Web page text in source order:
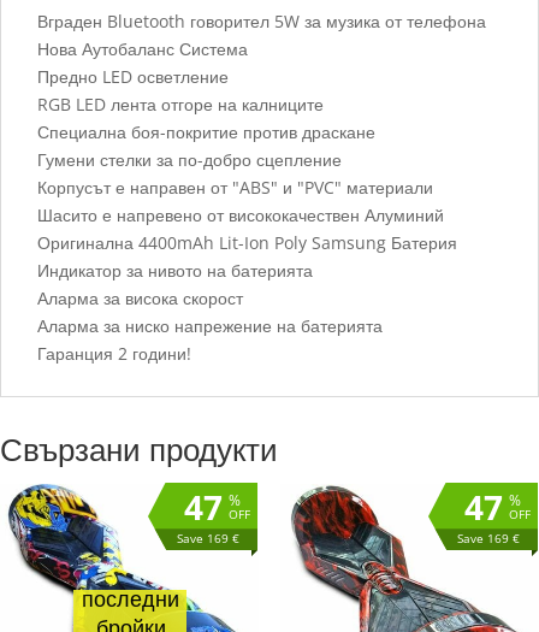
Вграден Bluetooth говорител 5W за музика от телефона
Нова Аутобаланс Система
Предно LED осветление
RGB LED лента отгоре на калниците
Специална боя-покритие против драскане
Гумени стелки за по-добро сцепление
Корпусът е направен от "ABS" и "PVC" материали
Шасито е напревено от висококачествен Алуминий
Оригинална 4400mAh Lit-Ion Poly Samsung Батерия
Индикатор за нивото на батерията
Аларма за висока скорост
Аларма за ниско напрежение на батерията
Гаранция 2 години!
Свързани продукти
%
OFF
47
Save 169 €
последни
%
OFF
47
Save 169 €